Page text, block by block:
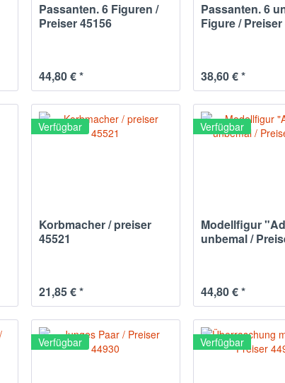
Passanten. 6 Figuren /
Preiser 45156
44,80 € *
Passanten. 6
Figure / Preiser
38,60 € *
Verfügbar
Korbmacher / preiser
45521
21,85 € *
Verfügbar
Modellfigur
unbemal /
44,80 € *
Verfügbar Verfügbar